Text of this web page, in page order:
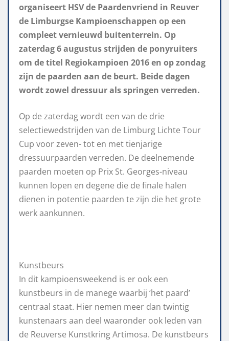
organiseert HSV de Paardenvriend in Reuver
de Limburgse Kampioenschappen op een
compleet vernieuwd buitenterrein. Op
zaterdag 6 augustus strijden de ponyruiters
om de titel Regiokampioen 2016 en op zondag
zijn de paarden aan de beurt. Beide dagen
wordt zowel dressuur als springen verreden.
Op de zaterdag wordt een van de drie
selectiewedstrijden van de Limburg Lichte Tour
Cup voor zeven- tot en met tienjarige
dressuurpaarden verreden. De deelnemende
paarden moeten op Prix St. Georges-niveau
kunnen lopen en degene die de finale halen
dienen in potentie paarden te zijn die het grote
werk aankunnen.
Kunstbeurs
In dit kampioensweekend is er ook een
kunstbeurs in de manege waarbij ‘het paard’
centraal staat. Hier nemen meer dan twintig
kunstenaars aan deel waaronder ook leden van
de Reuverse Kunstkring Artimosa. De kunstbeurs